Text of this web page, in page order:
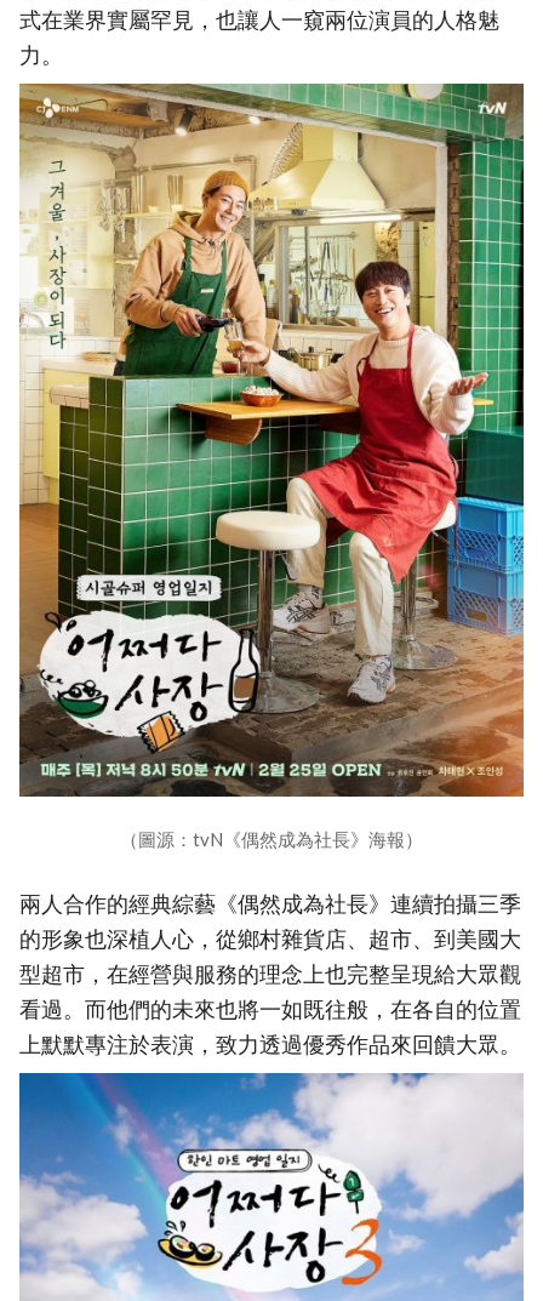
式在業界實屬罕見，也讓人一窺兩位演員的人格魅
力。
（圖源：tvN《偶然成為社長》海報）
兩人合作的經典綜藝《偶然成為社長》連續拍攝三季
的形象也深植人心，從鄉村雜貨店、超市、到美國大
型超市，在經營與服務的理念上也完整呈現給大眾觀
看過。而他們的未來也將一如既往般，在各自的位置
上默默專注於表演，致力透過優秀作品來回饋大眾。